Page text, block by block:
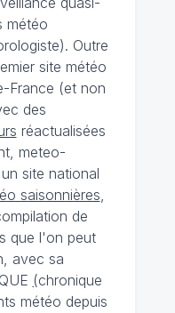
météo
Outre
site météo
France (et non
des
réactualisées
meteo-
site national
saisonnières,
de
que l'on peut
avec sa
(chronique
météo depuis